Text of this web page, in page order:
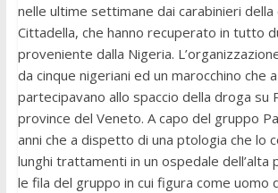
nelle ultime settimane dai carabinieri della
Cittadella, che hanno recuperato in tutto
proveniente dalla Nigeria.
da cinque nigeriani ed un marocchino che
partecipavano allo spaccio della droga su
province del Veneto. A capo del gruppo
anni che a dispetto di una ptologia che lo
lunghi trattamenti in un ospedale dell’alta
le fila del gruppo in cui figura come uomo